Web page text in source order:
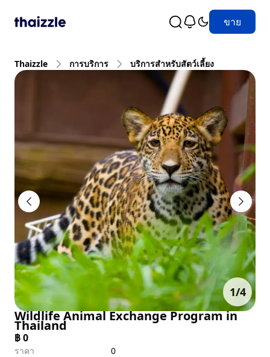
ขาย
Thaizzle การบริการ บริการสำหรับสัตว์เลี้ยง
1/4
Wildlife Animal Exchange Program in
Thailand
฿0
ราคา
0